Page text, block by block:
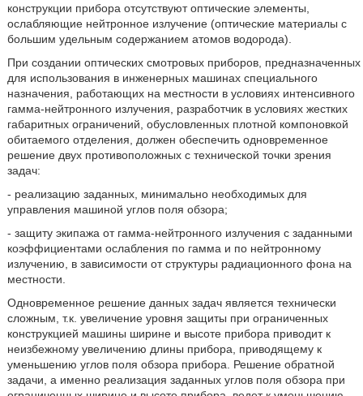
конструкции прибора отсутствуют оптические элементы,
ослабляющие нейтронное излучение (оптические материалы с
большим удельным содержанием атомов водорода).
При создании оптических смотровых приборов, предназначенных
для использования в инженерных машинах специального
назначения, работающих на местности в условиях интенсивного
гамма-нейтронного излучения, разработчик в условиях жестких
габаритных ограничений, обусловленных плотной компоновкой
обитаемого отделения, должен обеспечить одновременное
решение двух противоположных с технической точки зрения
задач:
- реализацию заданных, минимально необходимых для
управления машиной углов поля обзора;
- защиту экипажа от гамма-нейтронного излучения с заданными
коэффициентами ослабления по гамма и по нейтронному
излучению, в зависимости от структуры радиационного фона на
местности.
Одновременное решение данных задач является технически
сложным, т.к. увеличение уровня защиты при ограниченных
конструкцией машины ширине и высоте прибора приводит к
неизбежному увеличению длины прибора, приводящему к
уменьшению углов поля обзора прибора. Решение обратной
задачи, а именно реализация заданных углов поля обзора при